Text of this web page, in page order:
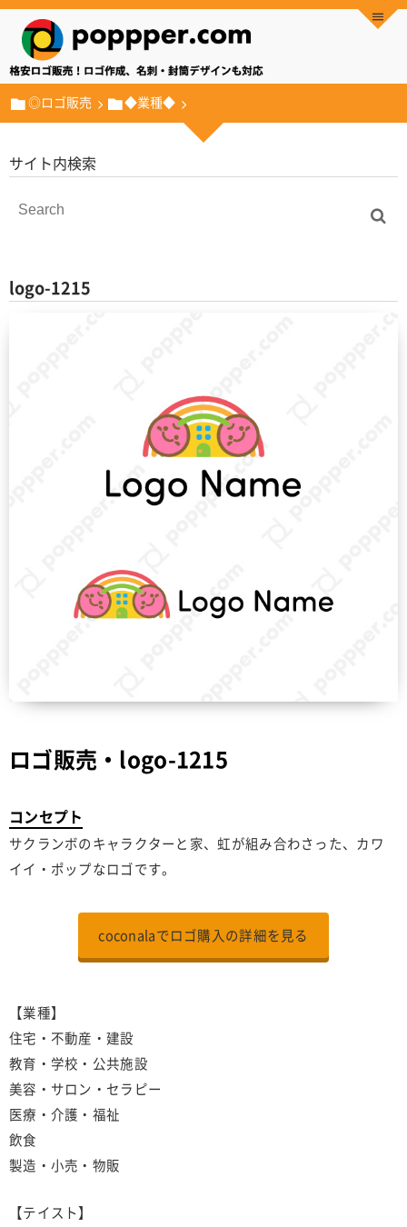
◎ロゴ販売 ◆業種◆
サイト内検索
logo-1215
ロゴ販売・logo-1215
コンセプト
サクランボのキャラクターと家、虹が組み合わさった、カワ
イイ・ポップなロゴです。
coconalaでロゴ購入の詳細を見る
【業種】
住宅・不動産・建設
教育・学校・公共施設
美容・サロン・セラピー
医療・介護・福祉
飲食
製造・小売・物販
【テイスト】